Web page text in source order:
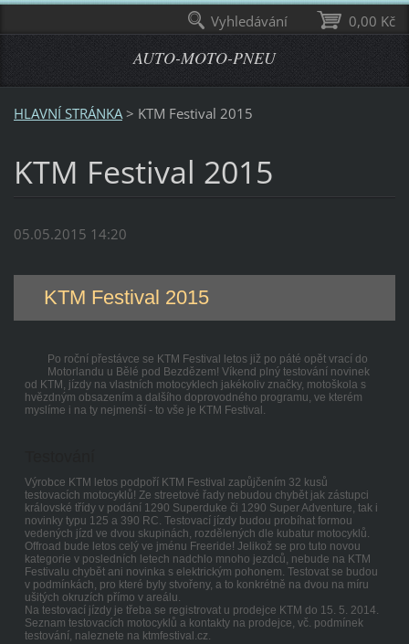
AUTO-MOTO-PNEU
HLAVNÍ STRÁNKA > KTM Festival 2015
KTM Festival 2015
05.05.2015 14:20
KTM Festival 2015
Po roční přestávce se KTM Festival letos již po páté opět vrací do
Motorlandu u Bělé pod Bezdězem! Víkend plný testování novinek
od KTM, jízdy na vlastních motocyklech jakékoliv značky, motoškola s
hvězdným obsazením a dalšího doprovodného programu, ve kterém
myslíme i na ty nejmenší - to vše je KTM Festival.
Výrobce KTM letos podpoří KTM Festival zapůjčením 32 kusů
testovacích motocyklů! Ze streetové řady nebudou chybět jak zástupci
královské třídy v podání 1290 Superduke či 1290 Super Adventure, tak i
novinky typu 125 a 390 RC. Testovací jízdy budou probíhat formou
vedených jízd ve dvou skupinách, rozdělených dle kubatur motocyklů.
Offroad bude letos celý ve jménu Freeride! Jelikož se pro tuto novou
kategorie v posledních letech nadchlo mnoho jezdců, nebude na KTM
Festivalu chybět ani novinka s elektrickým pohonem. Testovat se budou
v podmínkách, pro které byly stvořeny, a to konkrétně na dvou na míru
ušitých okruzích přímo v areálu.
Na testovací jízdy je třeba se registrovat u prodejce KTM do 15. 5. 2014.
Seznam testovacích motocyklů a kontakty na prodejce, vč. podmínek
testování, naleznete na ktmfestival.cz.
0,00 Kč
Vyhledávání